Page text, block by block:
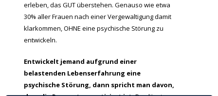
erleben, das GUT überstehen. Genauso wie etwa
30% aller Frauen nach einer Vergewaltigung damit
klarkommen, OHNE eine psychische Störung zu
entwickeln.
Entwickelt jemand aufgrund einer
belastenden Lebenserfahrung eine
psychische Störung, dann spricht man davon,